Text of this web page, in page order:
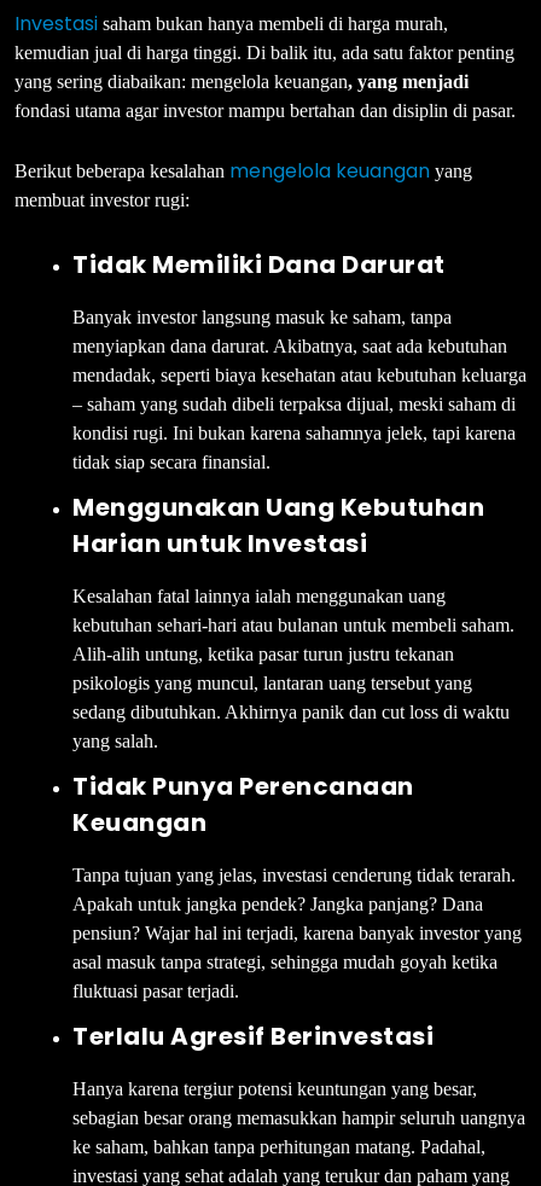
Investasi saham bukan hanya membeli di harga murah,
kemudian jual di harga tinggi. Di balik itu, ada satu faktor penting
yang sering diabaikan: mengelola keuangan, yang menjadi
fondasi utama agar investor mampu bertahan dan disiplin di pasar.
Berikut beberapa kesalahan mengelola keuangan yang
membuat investor rugi:
Tidak Memiliki Dana Darurat
Banyak investor langsung masuk ke saham, tanpa
menyiapkan dana darurat. Akibatnya, saat ada kebutuhan
mendadak, seperti biaya kesehatan atau kebutuhan keluarga
– saham yang sudah dibeli terpaksa dijual, meski saham di
kondisi rugi. Ini bukan karena sahamnya jelek, tapi karena
tidak siap secara finansial.
Menggunakan Uang Kebutuhan
Harian untuk Investasi
Kesalahan fatal lainnya ialah menggunakan uang
kebutuhan sehari-hari atau bulanan untuk membeli saham.
Alih-alih untung, ketika pasar turun justru tekanan
psikologis yang muncul, lantaran uang tersebut yang
sedang dibutuhkan. Akhirnya panik dan cut loss di waktu
yang salah.
Tidak Punya Perencanaan
Keuangan
Tanpa tujuan yang jelas, investasi cenderung tidak terarah.
Apakah untuk jangka pendek? Jangka panjang? Dana
pensiun? Wajar hal ini terjadi, karena banyak investor yang
asal masuk tanpa strategi, sehingga mudah goyah ketika
fluktuasi pasar terjadi.
Terlalu Agresif Berinvestasi
Hanya karena tergiur potensi keuntungan yang besar,
sebagian besar orang memasukkan hampir seluruh uangnya
ke saham, bahkan tanpa perhitungan matang. Padahal,
investasi yang sehat adalah yang terukur dan paham yang